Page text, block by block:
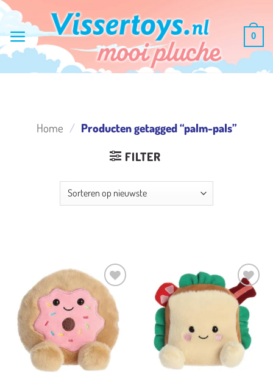
Ga
inhoud
0
Home / Producten getagged “palm-pals”
FILTER
Toevoegen
verlanglijst
Toevoegen
aan
verlanglijst